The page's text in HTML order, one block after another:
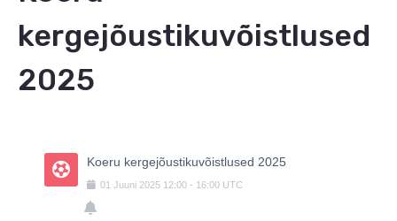
kergejõustikuvõistlused
2025
Koeru kergejõustikuvõistlused 2025
01 Juuni 2025 12:00 - 16:00 UTC